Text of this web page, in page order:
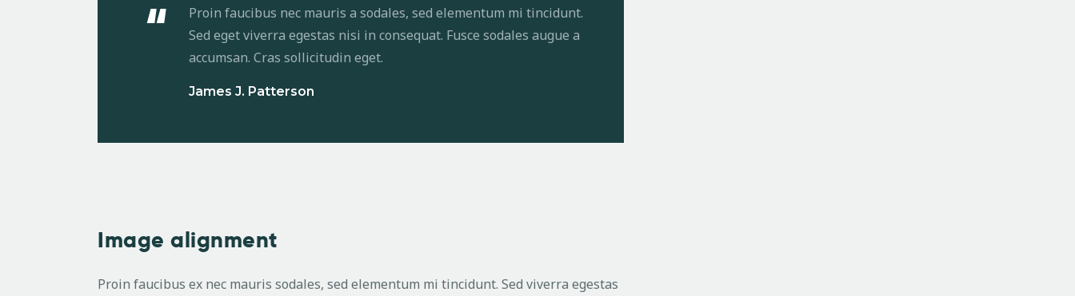
Proin faucibus nec mauris a sodales, sed elementum mi tincidunt.
Sed eget viverra egestas nisi in consequat. Fusce sodales augue a
accumsan. Cras sollicitudin eget.
James J. Patterson
Image alignment
Proin faucibus ex nec mauris sodales, sed elementum mi tincidunt. Sed viverra egestas